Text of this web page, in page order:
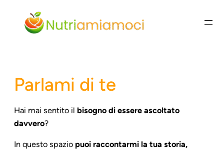
contenuto
Parlami di te
Hai mai sentito il bisogno di essere ascoltato
davvero?
In questo spazio puoi raccontarmi la tua storia,